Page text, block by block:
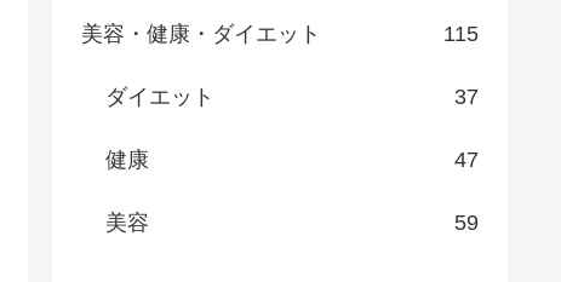
美容・健康・ダイエット 115
ダイエット 37
健康 47
美容 59